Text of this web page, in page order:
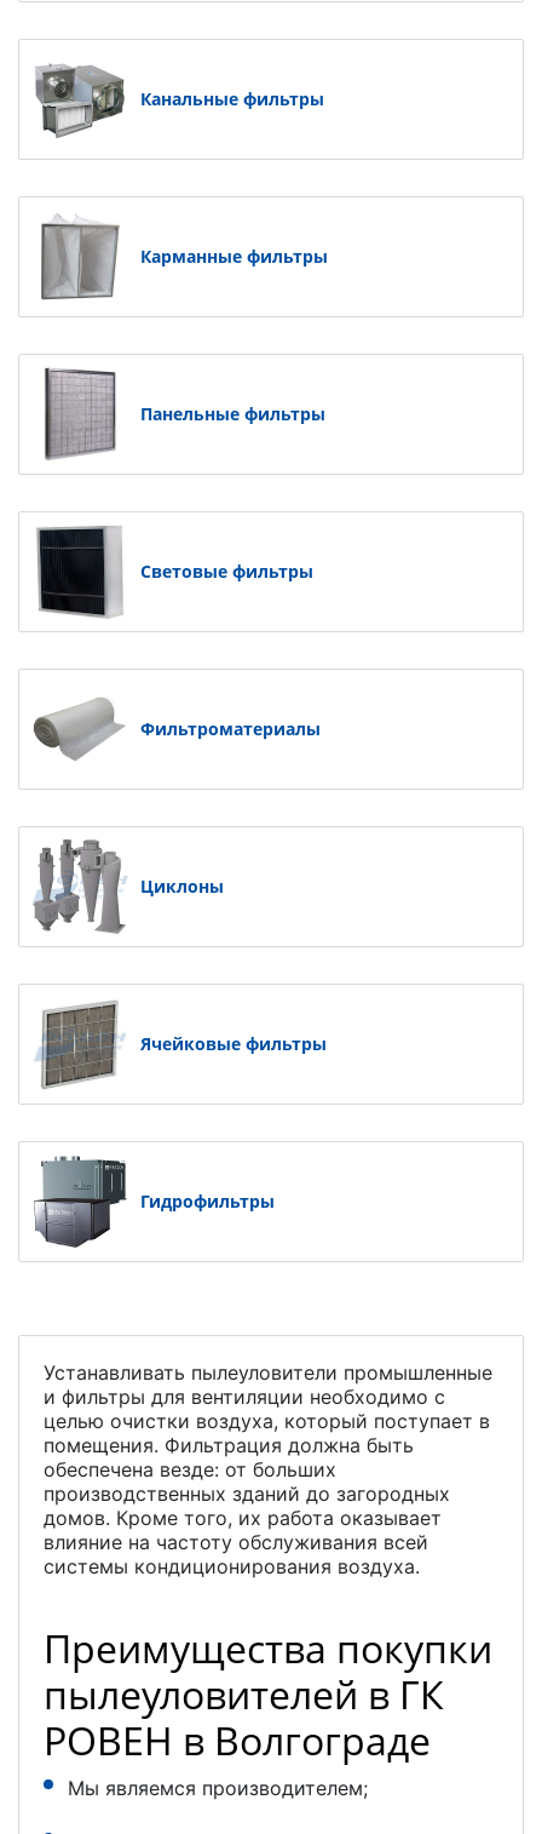
Канальные фильтры
Карманные фильтры
Панельные фильтры
Световые фильтры
Фильтроматериалы
Циклоны
Ячейковые фильтры
Гидрофильтры
Устанавливать пылеуловители промышленные
и фильтры для вентиляции необходимо с
целью очистки воздуха, который поступает в
помещения. Фильтрация должна быть
обеспечена везде: от больших
производственных зданий до загородных
домов. Кроме того, их работа оказывает
влияние на частоту обслуживания всей
системы кондиционирования воздуха.
Преимущества покупки
пылеуловителей в ГК
РОВЕН в Волгограде
Мы являемся производителем;